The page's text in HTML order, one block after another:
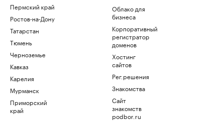
Пермский край
Ростов-на-Дону
Татарстан
Тюмень
Черноземье
Кавказ
Карелия
Мурманск
Приморский
край
Облако для
бизнеса
Корпоративный
регистратор
доменов
Хостинг
сайтов
Рег.решения
Знакомства
Сайт
знакомств
podbor.ru